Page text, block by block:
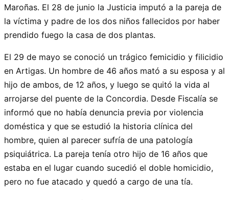
Maroñas. El 28 de junio la Justicia imputó a la pareja de
la víctima y padre de los dos niños fallecidos por haber
prendido fuego la casa de dos plantas.
El 29 de mayo se conoció un trágico femicidio y filicidio
en Artigas. Un hombre de 46 años mató a su esposa y al
hijo de ambos, de 12 años, y luego se quitó la vida al
arrojarse del puente de la Concordia. Desde Fiscalía se
informó que no había denuncia previa por violencia
doméstica y que se estudió la historia clínica del
hombre, quien al parecer sufría de una patología
psiquiátrica. La pareja tenía otro hijo de 16 años que
estaba en el lugar cuando sucedió el doble homicidio,
pero no fue atacado y quedó a cargo de una tía.